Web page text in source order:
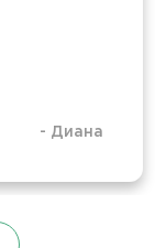
- Диана